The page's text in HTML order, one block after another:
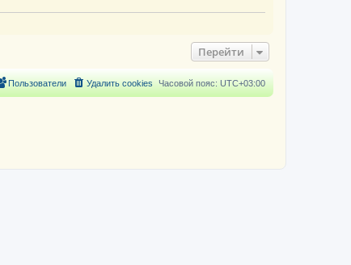
Перейти
Часовой пояс: UTC+03:00
Удалить cookies
Пользователи